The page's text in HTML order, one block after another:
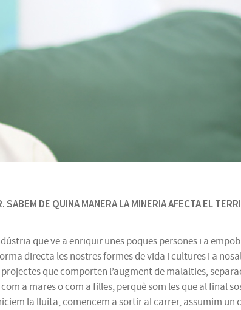
DE QUINA MANERA LA MINERIA AFECTA EL
que ve a enriquir unes poques persones i a
directa les nostres formes de vida i cultures i a
que comporten l’augment de malalties,
a mares o com a filles, perquè som les que al final
la lluita, comencem a sortir al carrer, assumim